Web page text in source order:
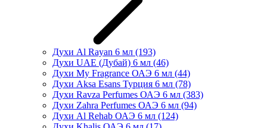
Духи Al Rayan 6 мл (193)
Духи UAE (Дубай) 6 мл (46)
Духи My Fragrance ОАЭ 6 мл (44)
Духи Aksa Esans Турция 6 мл (78)
Духи Ravza Perfumes ОАЭ 6 мл (383)
Духи Zahra Perfumes ОАЭ 6 мл (94)
Духи Al Rehab ОАЭ 6 мл (124)